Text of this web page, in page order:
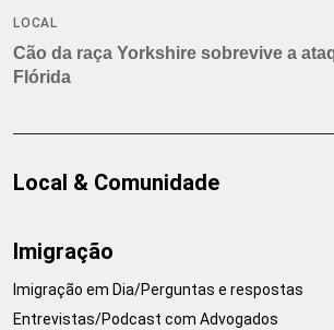
LOCAL
Cão da raça Yorkshire sobrevive a
Flórida
Local & Comunidade
Imigração
Imigração em Dia/Perguntas e respostas
Entrevistas/Podcast com Advogados